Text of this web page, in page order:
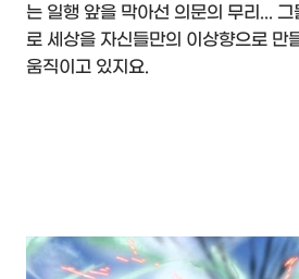
는 일행 앞을 막아선 의문의 무리...
로 세상을 자신들만의 이상향으로 만
움직이고 있지요.